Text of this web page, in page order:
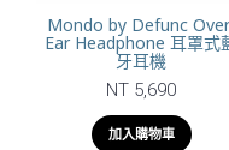
Mondo by Defunc
Ear Headphone 耳罩式
牙耳機
NT 5,690
加入購物車